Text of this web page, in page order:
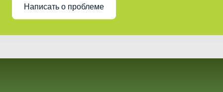
Написать о проблеме